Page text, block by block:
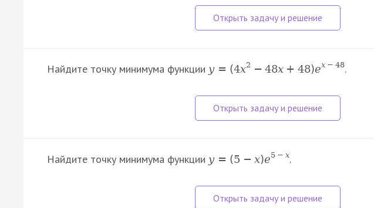
Найдите точку минимума функции y = (4x2 − 48x + 48)ex − 48.
Найдите точку минимума функции y = (5 − x)e5 − x.